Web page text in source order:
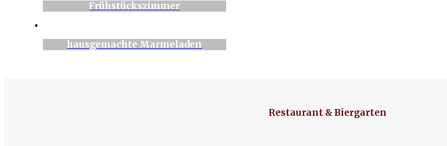
Frühstückszimmer
hausgemachte Marmeladen
Restaurant & Biergarten